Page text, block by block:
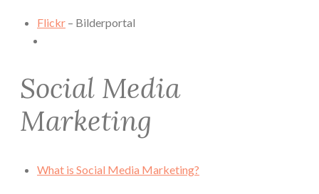
Flickr – Bilderportal
Social Media
Marketing
What is Social Media Marketing?